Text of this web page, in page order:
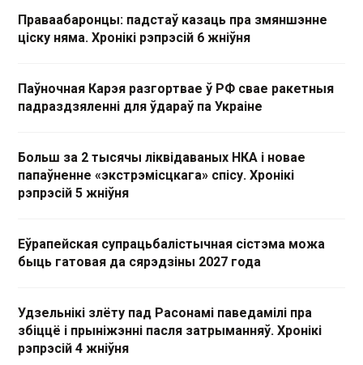
Праваабаронцы: падстаў казаць пра змяншэнне
ціску няма. Хронікі рэпрэсій 6 жніўня
Паўночная Карэя разгортвае ў РФ свае ракетныя
падраздзяленні для ўдараў па Украіне
Больш за 2 тысячы ліквідаваных НКА і новае
папаўненне «экстрэмісцкага» спісу. Хронікі
рэпрэсій 5 жніўня
Еўрапейская супрацьбалістычная сістэма можа
быць гатовая да сярэдзіны 2027 года
Удзельнікі злёту пад Расонамі паведамілі пра
збіццё і прыніжэнні пасля затрыманняў. Хронікі
рэпрэсій 4 жніўня